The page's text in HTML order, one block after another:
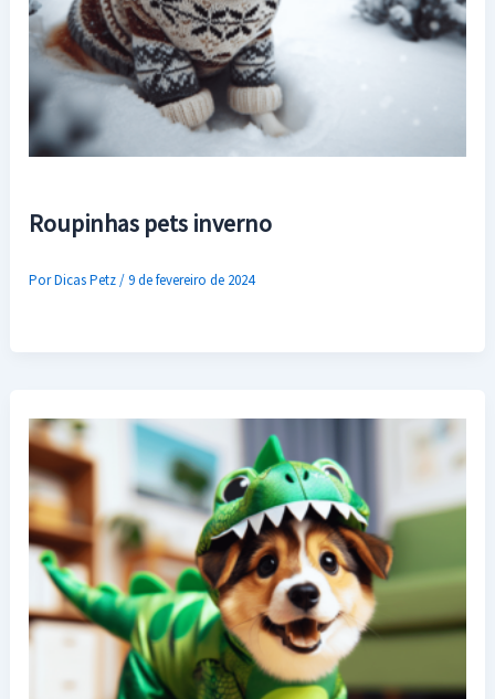
Roupinhas pets inverno
PorDicas Petz/9 de fevereiro de 2024